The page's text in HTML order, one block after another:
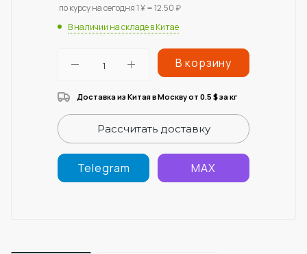
по курсу на сегодня 1 ¥ = 12.50 ₽
В наличии на складе в Китае
В корзину
Доставка из Китая в Москву от 0.5 $за кг
Рассчитать доставку
Telegram MAX